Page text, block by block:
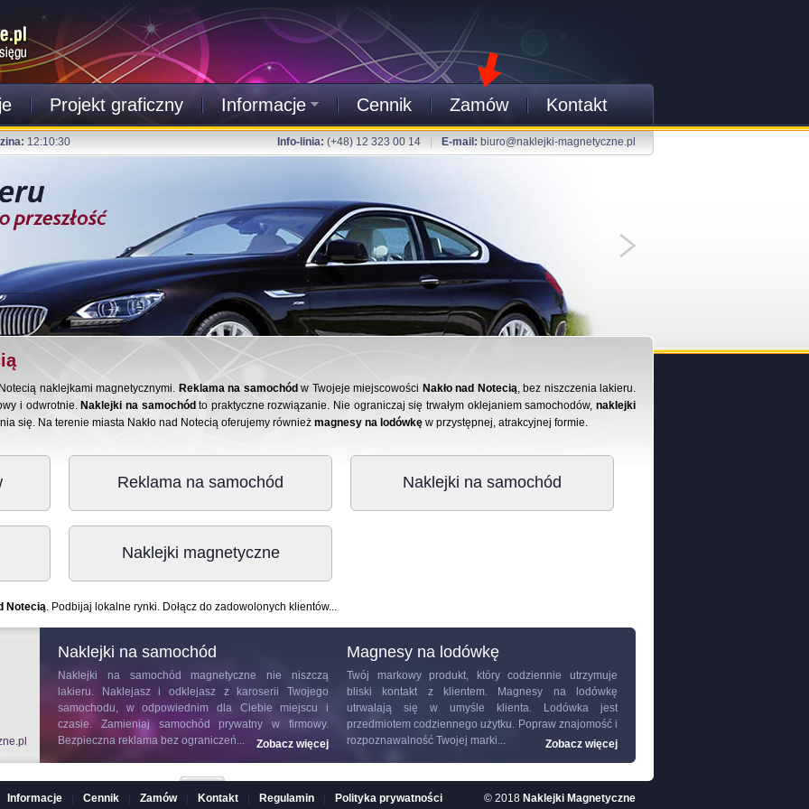
Projekt graficzny Informacje Cennik Zamów Kontakt
12:10:31 Info-linia: (+48) 12 323 00 14 E-mail: biuro@naklejki-magnetyczne.pl
naklejkami magnetycznymi. Reklama na samochód w Twojeje miejscowości Nakło nad Notecią, bez niszczenia lakieru.
i odwrotnie. Naklejki na samochód to praktyczne rozwiązanie. Nie ograniczaj się trwałym oklejaniem samochodów,naklejki
się. Na terenie miasta Nakło nad Notecią oferujemy również magnesy na lodówkę w przystępnej, atrakcyjnej formie.
Reklama na samochód Naklejki na samochód
Naklejki magnetyczne
Notecią. Podbijaj lokalne rynki. Dołącz do zadowolonych klientów...
i
do
więcej
Naklejki na samochód
Naklejki na samochód
magnetyczne nie niszczą
lakieru. Naklejasz i odklejasz z karoserii Twojego
samochodu, w odpowiednim dla Ciebie miejscu i
czasie. Zamieniaj samochód prywatny w firmowy.
Bezpieczna reklama bez ograniczeń...
Zobacz więcej
Magnesy na lodówkę
Twój markowy produkt, który codziennie utrzymuje
bliski kontakt z klientem.
Magnesy na lodówkę
utrwalają się w umyśle klienta. Lodówka jest
przedmiotem codziennego użytku. Popraw znajomość i
rozpoznawalność Twojej marki...
Zobacz więcej
Informacje Cennik Zamów Kontakt Regulamin Polityka prywatności © 2018 Naklejki Magnetyczne